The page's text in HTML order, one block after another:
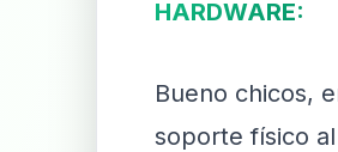
HARDWARE:
Bueno chicos,
soporte físico